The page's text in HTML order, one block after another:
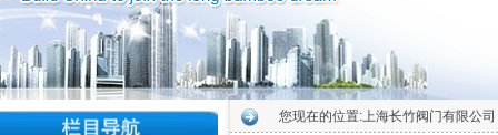
您现在的位置:上海长竹阀门有限公司